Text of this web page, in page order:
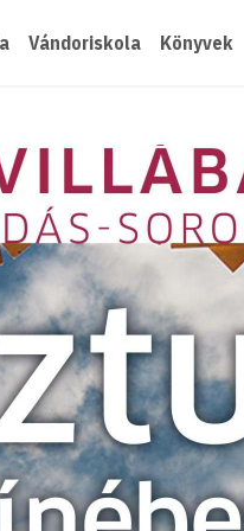
Vándoriskola Könyvek